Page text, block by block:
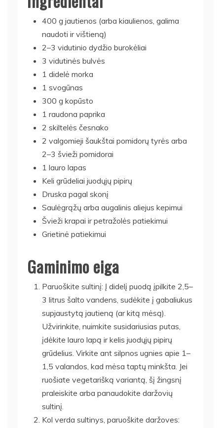
400 g jautienos (arba kiaulienos, galima
naudoti ir vištieną)
2–3 vidutinio dydžio burokėliai
3 vidutinės bulvės
1 didelė morka
1 svogūnas
300 g kopūsto
1 raudona paprika
2 skiltelės česnako
2 valgomieji šaukštai pomidorų tyrės arba
2–3 švieži pomidorai
1 lauro lapas
Keli grūdeliai juodųjų pipirų
Druska pagal skonį
Saulėgrąžų arba augalinis aliejus kepimui
Švieži krapai ir petražolės patiekimui
Grietinė patiekimui
Gaminimo eiga
Paruoškite sultinį: Į didelį puodą įpilkite 2,5–
3 litrus šalto vandens, sudėkite į gabaliukus
supjaustytą jautieną (ar kitą mėsą).
Užvirinkite, nuimkite susidariusias putas,
įdėkite lauro lapą ir kelis juodųjų pipirų
grūdelius. Virkite ant silpnos ugnies apie 1–
1,5 valandos, kad mėsa taptų minkšta. Jei
ruošiate vegetarišką variantą, šį žingsnį
praleiskite arba panaudokite daržovių
sultinį.
Kol verda sultinys, paruoškite daržoves: